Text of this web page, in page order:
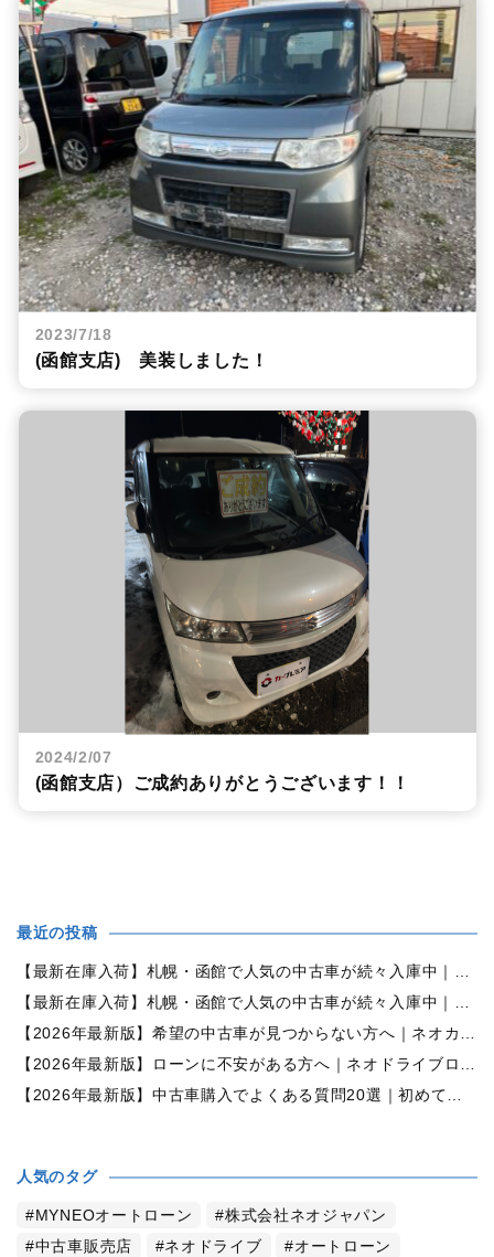
2023/7/18
(函館支店) 美装しました！
2024/2/07
(函館支店）ご成約ありがとうございます！！
最近の投稿
【最新在庫入荷】札幌・函館で人気の中古車が続々入庫中｜早い者勝ち！【ダイハツ ミラココア660プラスX 4WD】
【最新在庫入荷】札幌・函館で人気の中古車が続々入庫中｜早い者勝ち！【ホンダ N-BOX660カスタムG Lパッケージ 4WD】
【2026年最新版】希望の中古車が見つからない方へ｜ネオカーオーダーで理想の一台を全国からお探しします
【2026年最新版】ローンに不安がある方へ｜ネオドライブローンの窓口で新しいカーライフをサポート
【2026年最新版】中古車購入でよくある質問20選｜初めての方でも失敗しない完全ガイド【札幌・北海道対応】
人気のタグ
MYNEOオートローン
株式会社ネオジャパン
中古車販売店
ネオドライブ
オートローン